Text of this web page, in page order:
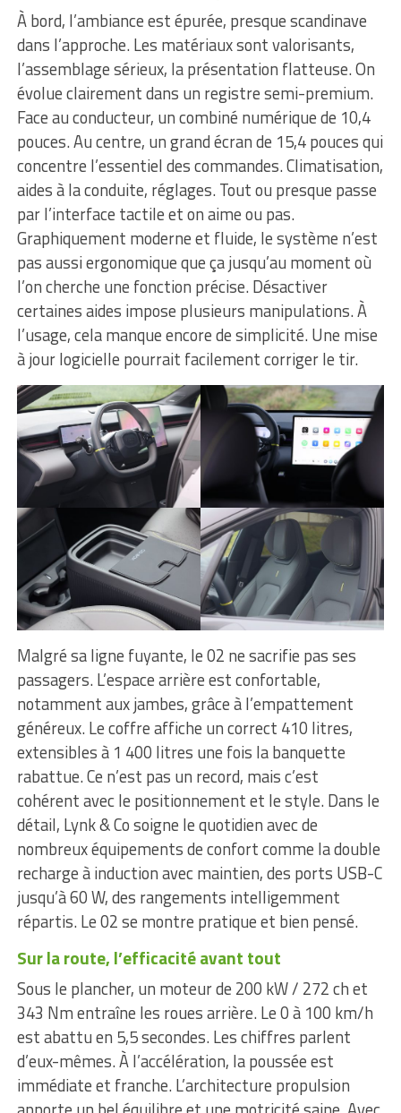
À bord, l’ambiance est épurée, presque scandinave
dans l’approche. Les matériaux sont valorisants,
l’assemblage sérieux, la présentation flatteuse. On
évolue clairement dans un registre semi-premium.
Face au conducteur, un combiné numérique de 10,4
pouces. Au centre, un grand écran de 15,4 pouces qui
concentre l’essentiel des commandes. Climatisation,
aides à la conduite, réglages. Tout ou presque passe
par l’interface tactile et on aime ou pas.
Graphiquement moderne et fluide, le système n’est
pas aussi ergonomique que ça jusqu’au moment où
l’on cherche une fonction précise. Désactiver
certaines aides impose plusieurs manipulations. À
l’usage, cela manque encore de simplicité. Une mise
à jour logicielle pourrait facilement corriger le tir.
Malgré sa ligne fuyante, le 02 ne sacrifie pas ses
passagers. L’espace arrière est confortable,
notamment aux jambes, grâce à l’empattement
généreux. Le coffre affiche un correct 410 litres,
extensibles à 1 400 litres une fois la banquette
rabattue. Ce n’est pas un record, mais c’est
cohérent avec le positionnement et le style. Dans le
détail, Lynk & Co soigne le quotidien avec de
nombreux équipements de confort comme la double
recharge à induction avec maintien, des ports USB-C
jusqu’à 60 W, des rangements intelligemment
répartis. Le 02 se montre pratique et bien pensé.
Sur la route, l’efficacité avant tout
Sous le plancher, un moteur de 200 kW / 272 ch et
343 Nm entraîne les roues arrière. Le 0 à 100 km/h
est abattu en 5,5 secondes. Les chiffres parlent
d’eux-mêmes. À l’accélération, la poussée est
immédiate et franche. L’architecture propulsion